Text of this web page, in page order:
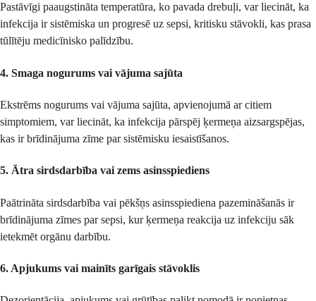
Pastāvīgi paaugstināta temperatūra, ko pavada drebuļi, var liecināt, ka
infekcija ir sistēmiska un progresē uz sepsi, kritisku stāvokli, kas prasa
tūlītēju medicīnisko palīdzību.
4. Smaga nogurums vai vājuma sajūta
Ekstrēms nogurums vai vājuma sajūta, apvienojumā ar citiem
simptomiem, var liecināt, ka infekcija pārspēj ķermeņa aizsargspējas,
kas ir brīdinājuma zīme par sistēmisku iesaistīšanos.
5. Ātra sirdsdarbība vai zems asinsspiediens
Paātrināta sirdsdarbība vai pēkšņs asinsspiediena pazemināšanās ir
brīdinājuma zīmes par sepsi, kur ķermeņa reakcija uz infekciju sāk
ietekmēt orgānu darbību.
6. Apjukums vai mainīts garīgais stāvoklis